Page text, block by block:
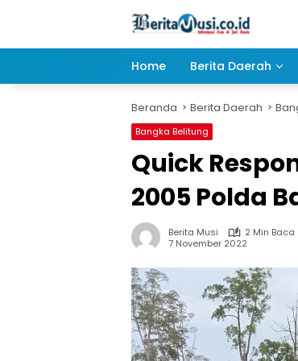
Home Berita Daerah
Beranda Berita Daerah
Bangka Belitung
Quick
2005 Polda
Berita Musi
2 Min Baca
7 November 2022